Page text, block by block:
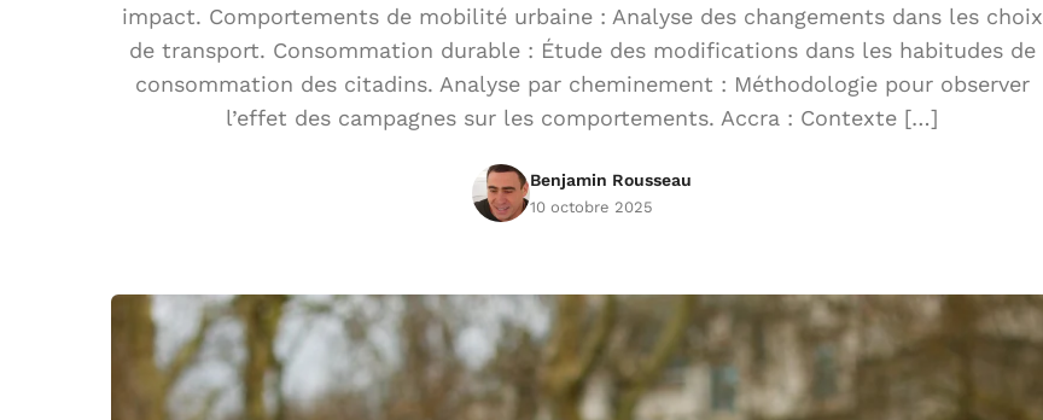
impact. Comportements de mobilité urbaine : Analyse des changements dans les choix
de transport. Consommation durable : Étude des modifications dans les habitudes de
consommation des citadins. Analyse par cheminement : Méthodologie pour observer
l’effet des campagnes sur les comportements. Accra : Contexte […]
Benjamin Rousseau
10 octobre 2025